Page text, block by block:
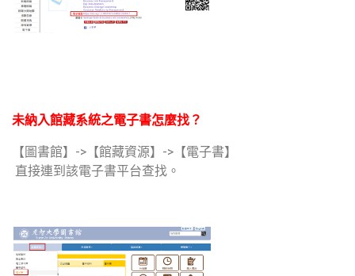
未納入館藏系統之電子書怎麼找？
【圖書館】->【館藏資源】->【電子書】
直接連到該電子書平台查找。